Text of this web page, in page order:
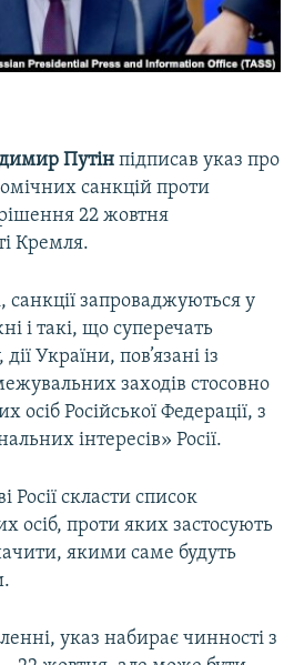
Путін підписав указ про
санкцій проти
22 жовтня
Кремля.
санкції запроваджуються у
і такі, що суперечать
України, пов’язані із
заходів стосовно
Російської Федерації, з
інтересів» Росії.
Росії скласти список
осіб, проти яких застосують
якими саме будуть
указ набирає чинності з